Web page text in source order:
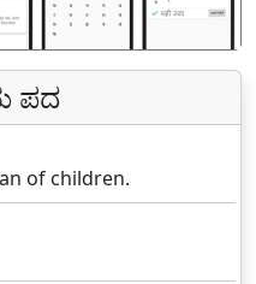
ಪದ
of children.